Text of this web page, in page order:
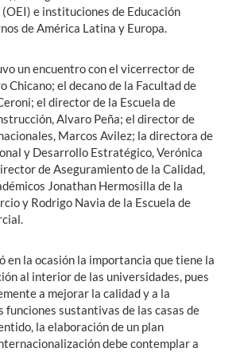
e instituciones de Educación
de América Latina y Europa.
un encuentro con el vicerrector de
Chicano; el decano de la Facultad de
el director de la Escuela de
Alvaro Peña; el director de
Marcos Avilez; la directora de
y Desarrollo Estratégico, Verónica
de Aseguramiento de la Calidad,
Jonathan Hermosilla de la
y Rodrigo Navia de la Escuela de
en la ocasión la importancia que tiene la
al interior de las universidades, pues
a mejorar la calidad y a la
funciones sustantivas de las casas de
la elaboración de un plan
debe contemplar a